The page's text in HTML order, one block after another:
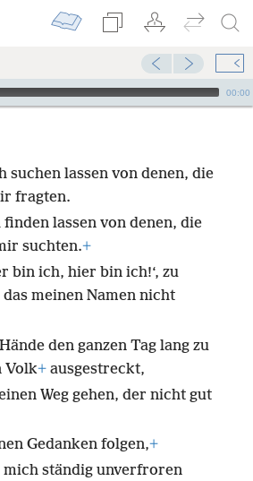
00:00
suchen lassen von denen, die
fragten.
lassen von denen, die
suchten.+
bin ich, hier bin ich!‘, zu
meinen Namen nicht
den ganzen Tag lang zu
Volk+ ausgestreckt,
Weg gehen, der nicht gut
Gedanken folgen,+
mich ständig unverfroren